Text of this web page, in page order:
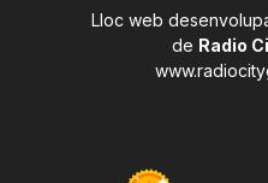
Lloc web
de Radio